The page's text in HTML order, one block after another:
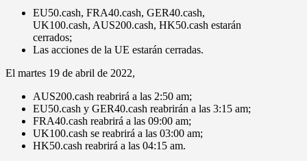
EU50.cash, FRA40.cash, GER40.cash,
UK100.cash, AUS200.cash, HK50.cash estarán
cerrados;
Las acciones de la UE estarán cerradas.
El martes 19 de abril de 2022,
AUS200.cash reabrirá a las 2:50 am;
EU50.cash y GER40.cash reabrirán a las 3:15 am;
FRA40.cash reabrirá a las 09:00 am;
UK100.cash se reabrirá a las 03:00 am;
HK50.cash reabrirá a las 04:15 am.